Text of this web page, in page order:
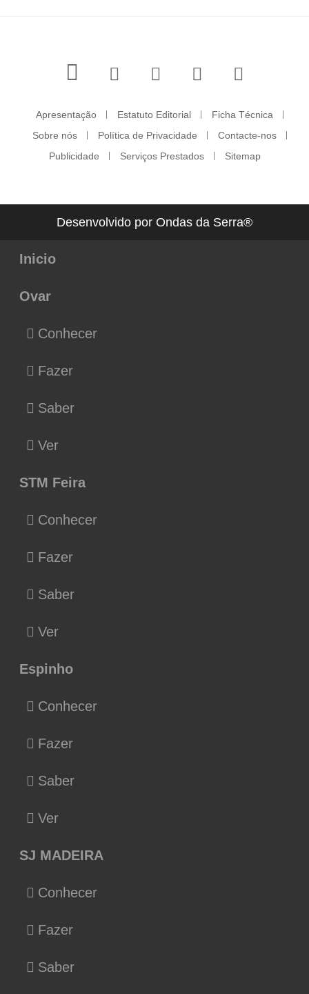
Apresentação Estatuto Editorial
Ficha Técnica
Sobre nós
Política de Privacidade
Contacte-nos
Publicidade
Serviços Prestados Sitemap
Desenvolvido por Ondas da Serra®
Inicio
Ovar
Conhecer
Fazer
Saber
Ver
STM Feira
Conhecer
Fazer
Saber
Ver
Espinho
Conhecer
Fazer
Saber
Ver
SJ MADEIRA
Conhecer
Fazer
Saber